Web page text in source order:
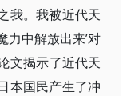
我。我被近代天
力中解放出来’对
文揭示了近代天
本国民产生了冲